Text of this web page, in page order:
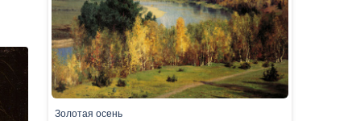
Золотая осень